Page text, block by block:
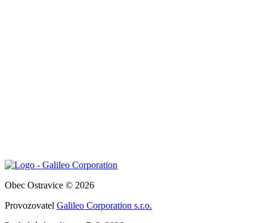
Obec Ostravice © 2026
Provozovatel Galileo Corporation s.r.o.